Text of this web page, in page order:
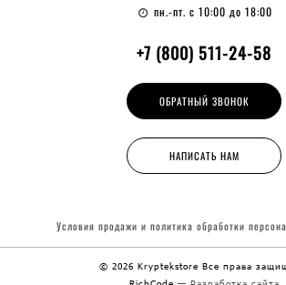
пн.-пт. с 10:00 до 18:00
+7 (800) 511-24-58
ОБРАТНЫЙ ЗВОНОК
НАПИСАТЬ НАМ
Условия продажи и политика обработки
© 2026 Kryptekstore Все права